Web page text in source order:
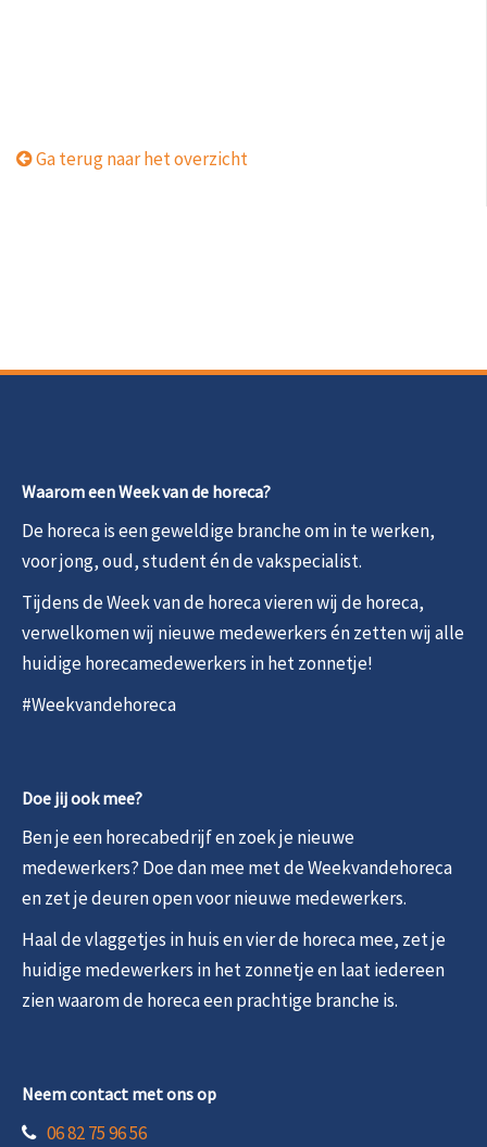
Ga terug naar het overzicht
Waarom een Week van de horeca?
De horeca is een geweldige branche om in te werken,
voor jong, oud, student én de vakspecialist.
Tijdens de Week van de horeca vieren wij de horeca,
verwelkomen wij nieuwe medewerkers én zetten wij alle
huidige horecamedewerkers in het zonnetje!
#Weekvandehoreca
Doe jij ook mee?
Ben je een horecabedrijf en zoek je nieuwe
medewerkers? Doe dan mee met de Weekvandehoreca
en zet je deuren open voor nieuwe medewerkers.
Haal de vlaggetjes in huis en vier de horeca mee, zet je
huidige medewerkers in het zonnetje en laat iedereen
zien waarom de horeca een prachtige branche is.
Neem contact met ons op
06 82 75 96 56